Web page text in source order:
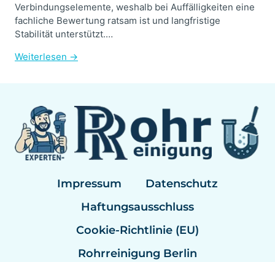
Verbindungselemente, weshalb bei Auffälligkeiten eine
fachliche Bewertung ratsam ist und langfristige
Stabilität unterstützt.…
Weiterlesen →
Impressum
Datenschutz
Haftungsausschluss
Cookie-Richtlinie (EU)
Rohrreinigung Berlin